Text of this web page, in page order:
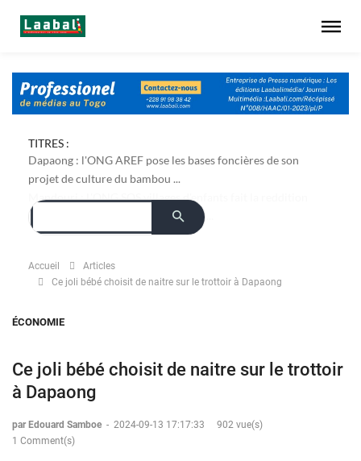
TITRES :
Dapaong : l'ONG AREF pose les bases foncières de son
projet de culture du bambou ...
Accueil
Articles
Ce joli bébé choisit de naitre sur le trottoir à Dapaong
ÉCONOMIE
Ce joli bébé choisit de naitre sur le trottoir
à Dapaong
par Edouard Samboe - 2024-09-13 17:17:33
902 vue(s)
1 Comment(s)